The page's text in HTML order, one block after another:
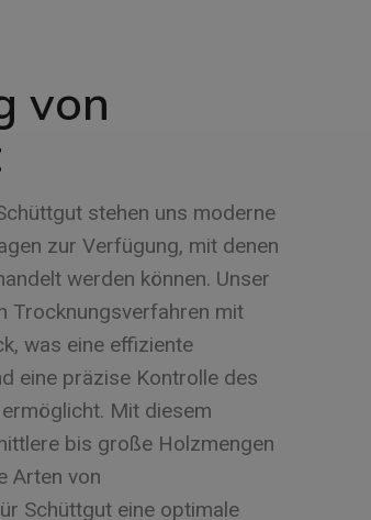
von
stehen uns moderne
zur Verfügung, mit denen
werden können. Unser
Trocknungsverfahren mit
was eine effiziente
eine präzise Kontrolle des
Mit diesem
bis große Holzmengen
Arten von
Schüttgut eine optimale